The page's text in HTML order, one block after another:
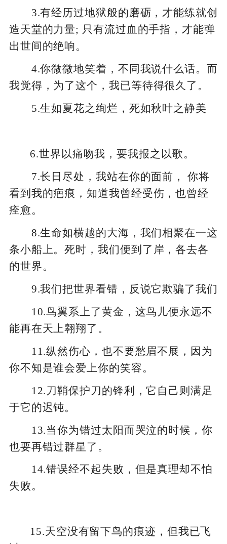
3.有经历过地狱般的磨砺，才能练就创
造天堂的力量; 只有流过血的手指，才能弹
出世间的绝响。
4.你微微地笑着，不同我说什么话。而
我觉得，为了这个，我已等待得很久了。
5.生如夏花之绚烂，死如秋叶之静美
6.世界以痛吻我，要我报之以歌。
7.长日尽处，我站在你的面前， 你将
看到我的疤痕，知道我曾经受伤，也曾经
痊愈。
8.生命如横越的大海，我们相聚在一这
条小船上。死时，我们便到了岸，各去各
的世界。
9.我们把世界看错，反说它欺骗了我们
10.鸟翼系上了黄金，这鸟儿便永远不
能再在天上翱翔了。
11.纵然伤心，也不要愁眉不展，因为
你不知是谁会爱上你的笑容。
12.刀鞘保护刀的锋利，它自己则满足
于它的迟钝。
13.当你为错过太阳而哭泣的时候，你
也要再错过群星了。
14.错误经不起失败，但是真理却不怕
失败。
15.天空没有留下鸟的痕迹，但我已飞